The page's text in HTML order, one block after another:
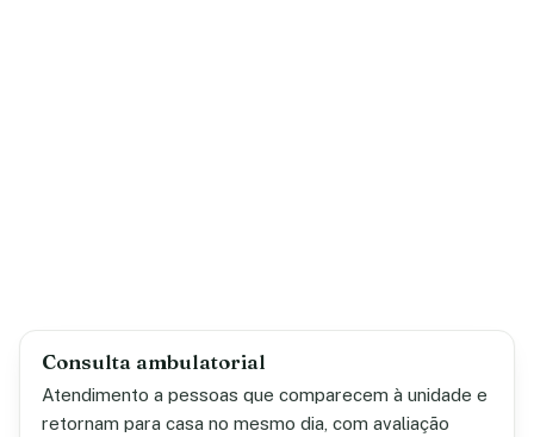
Consulta ambulatorial
Atendimento a pessoas que comparecem à unidade e
retornam para casa no mesmo dia, com avaliação